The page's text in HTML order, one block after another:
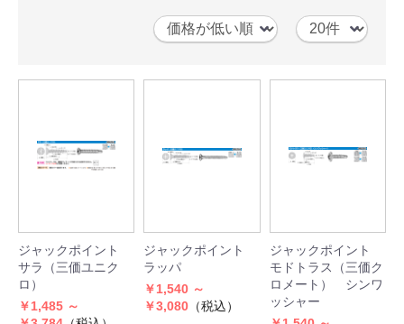
ジャックポイント
サラ（三価ユニク
ロ）
￥1,485 ～
ジャックポイント
ラッパ
￥1,540 ～
￥3,080 （税込）
ジャックポイント
モドトラス（三価ク
ロメート） シンワ
ッシャー